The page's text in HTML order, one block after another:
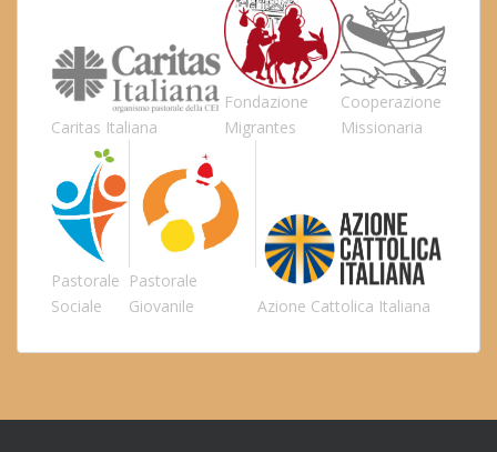
Caritas Italiana
Fondazione
Migrantes
Cooperazione
Missionaria
Pastorale
Sociale
Pastorale
Giovanile
Azione Cattolica Italiana